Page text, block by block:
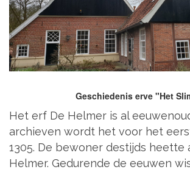
Geschiedenis erve "Het
Het erf De Helmer is al
archieven wordt het voor het
1305. De bewoner destijds heette
Helmer. Gedurende de eeuwen